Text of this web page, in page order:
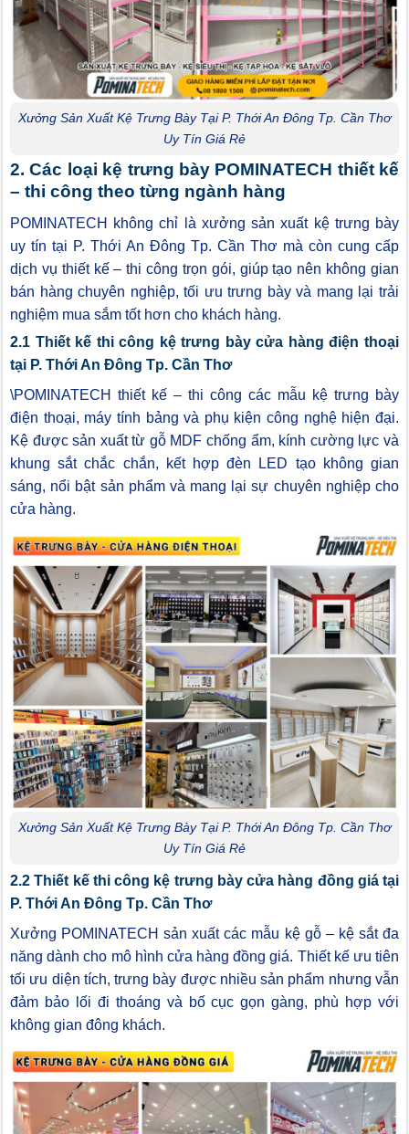
Xưởng Sản Xuất Kệ Trưng Bày Tại P. Thới An Đông Tp. Cần Thơ
Uy Tín Giá Rẻ
2. Các loại kệ trưng bày POMINATECH thiết kế
– thi công theo từng ngành hàng
POMINATECH không chỉ là xưởng sản xuất kệ trưng bày
uy tín tại P. Thới An Đông Tp. Cần Thơ mà còn cung cấp
dịch vụ thiết kế – thi công trọn gói, giúp tạo nên không gian
bán hàng chuyên nghiệp, tối ưu trưng bày và mang lại trải
nghiệm mua sắm tốt hơn cho khách hàng.
2.1 Thiết kế thi công kệ trưng bày cửa hàng điện thoại
tại P. Thới An Đông Tp. Cần Thơ
\POMINATECH thiết kế – thi công các mẫu kệ trưng bày
điện thoại, máy tính bảng và phụ kiện công nghệ hiện đại.
Kệ được sản xuất từ gỗ MDF chống ẩm, kính cường lực và
khung sắt chắc chắn, kết hợp đèn LED tạo không gian
sáng, nổi bật sản phẩm và mang lại sự chuyên nghiệp cho
cửa hàng.
Xưởng Sản Xuất Kệ Trưng Bày Tại P. Thới An Đông Tp. Cần Thơ
Uy Tín Giá Rẻ
2.2 Thiết kế thi công kệ trưng bày cửa hàng đồng giá tại
P. Thới An Đông Tp. Cần Thơ
Xưởng POMINATECH sản xuất các mẫu kệ gỗ – kệ sắt đa
năng dành cho mô hình cửa hàng đồng giá. Thiết kế ưu tiên
tối ưu diện tích, trưng bày được nhiều sản phẩm nhưng vẫn
đảm bảo lối đi thoáng và bố cục gọn gàng, phù hợp với
không gian đông khách.